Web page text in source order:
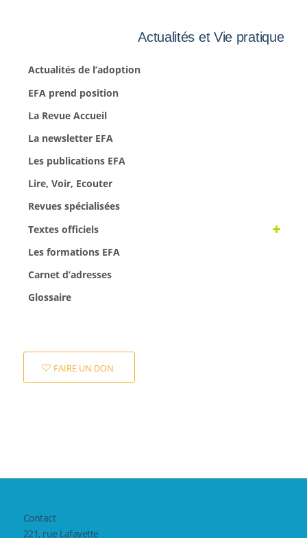
Actualités et Vie pratique
Actualités de l’adoption
EFA prend position
La Revue Accueil
La newsletter EFA
Les publications EFA
Lire, Voir, Ecouter
Revues spécialisées
Textes officiels
Les formations EFA
Carnet d’adresses
Glossaire
FAIRE UN DON
Contact
221, rue Lafayette